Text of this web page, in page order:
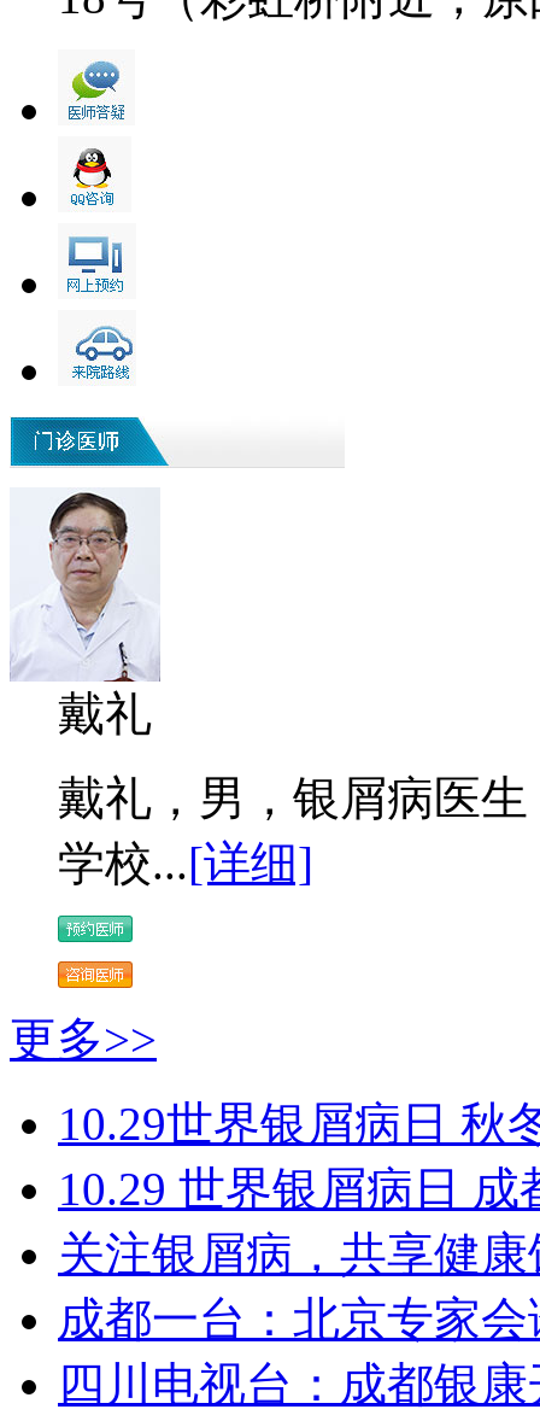
戴礼
戴礼，男，银屑病医
学校...[详细]
更多>>
10.29世界银屑病日 秋
10.29 世界银屑病日
关注银屑病，共享健
成都一台：北京专家
四川电视台：成都银